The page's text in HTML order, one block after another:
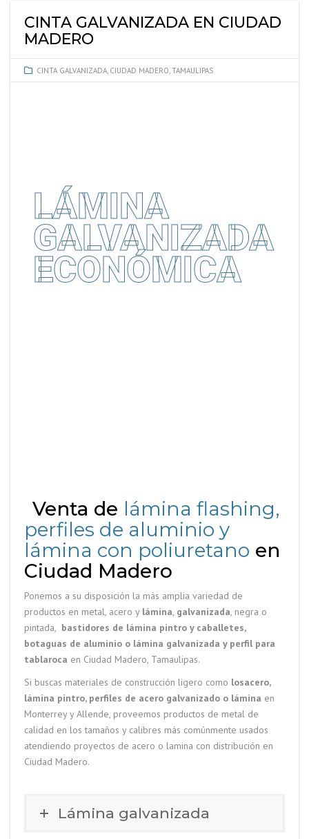
CINTA GALVANIZADA EN CIUDAD
MADERO
CINTA GALVANIZADA, CIUDAD MADERO,TAMAULIPAS
LÁMINA
GALVANIZADA
ECONÓMICA
Venta de lámina flashing,
perfiles de aluminio y
lámina con poliuretano en
Ciudad Madero
Ponemos a su disposición la más amplia variedad de
productos en metal, acero y lámina, galvanizada, negra o
pintada, bastidores de lámina pintro y caballetes,
botaguas de aluminio o lámina galvanizada y perfil para
tablaroca en Ciudad Madero, Tamaulipas.
Si buscas materiales de construcción ligero como losacero,
lámina pintro, perfiles de acero galvanizado o lámina en
Monterrey y Allende, proveemos productos de metal de
calidad en los tamaños y calibres más comúnmente usados
atendiendo proyectos de acero o lamina con distribución en
Ciudad Madero.
Lámina galvanizada